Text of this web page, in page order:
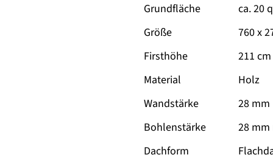
Grundfläche
ca. 20
Größe
760 x
Firsthöhe
211 cm
Material
Holz
Wandstärke
28 mm
Bohlenstärke
28 mm
Dachform